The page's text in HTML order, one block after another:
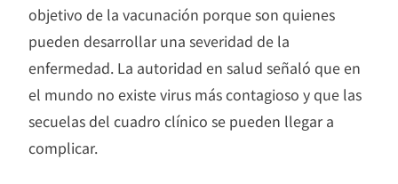
objetivo de la vacunación porque son quienes
pueden desarrollar una severidad de la
enfermedad. La autoridad en salud señaló que en
el mundo no existe virus más contagioso y que las
secuelas del cuadro clínico se pueden llegar a
complicar.